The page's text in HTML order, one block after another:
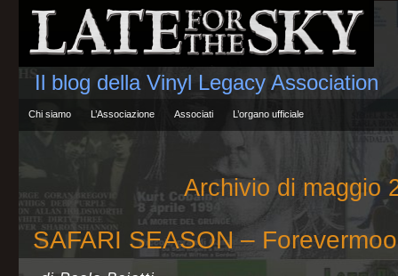
Il blog della Vinyl Legacy Association
Chi siamo L’Associazione Associati L’organo ufficiale
Archivio di maggio
SAFARI SEASON –